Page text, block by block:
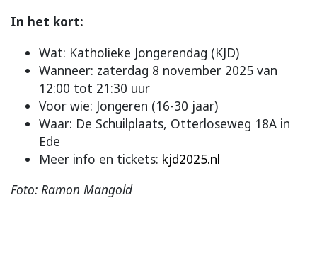
In het kort:
Wat: Katholieke Jongerendag (KJD)
Wanneer: zaterdag 8 november 2025 van
12:00 tot 21:30 uur
Voor wie: Jongeren (16-30 jaar)
Waar: De Schuilplaats, Otterloseweg 18A in
Ede
Meer info en tickets: kjd2025.nl
Foto: Ramon Mangold